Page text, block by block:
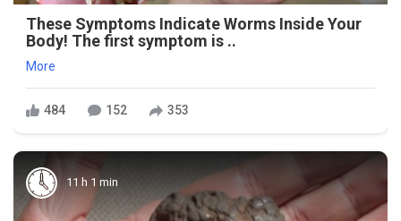
These Symptoms Indicate Worms Inside Your
Body! The first symptom is ..
More
484 152 353
11 h 1 min